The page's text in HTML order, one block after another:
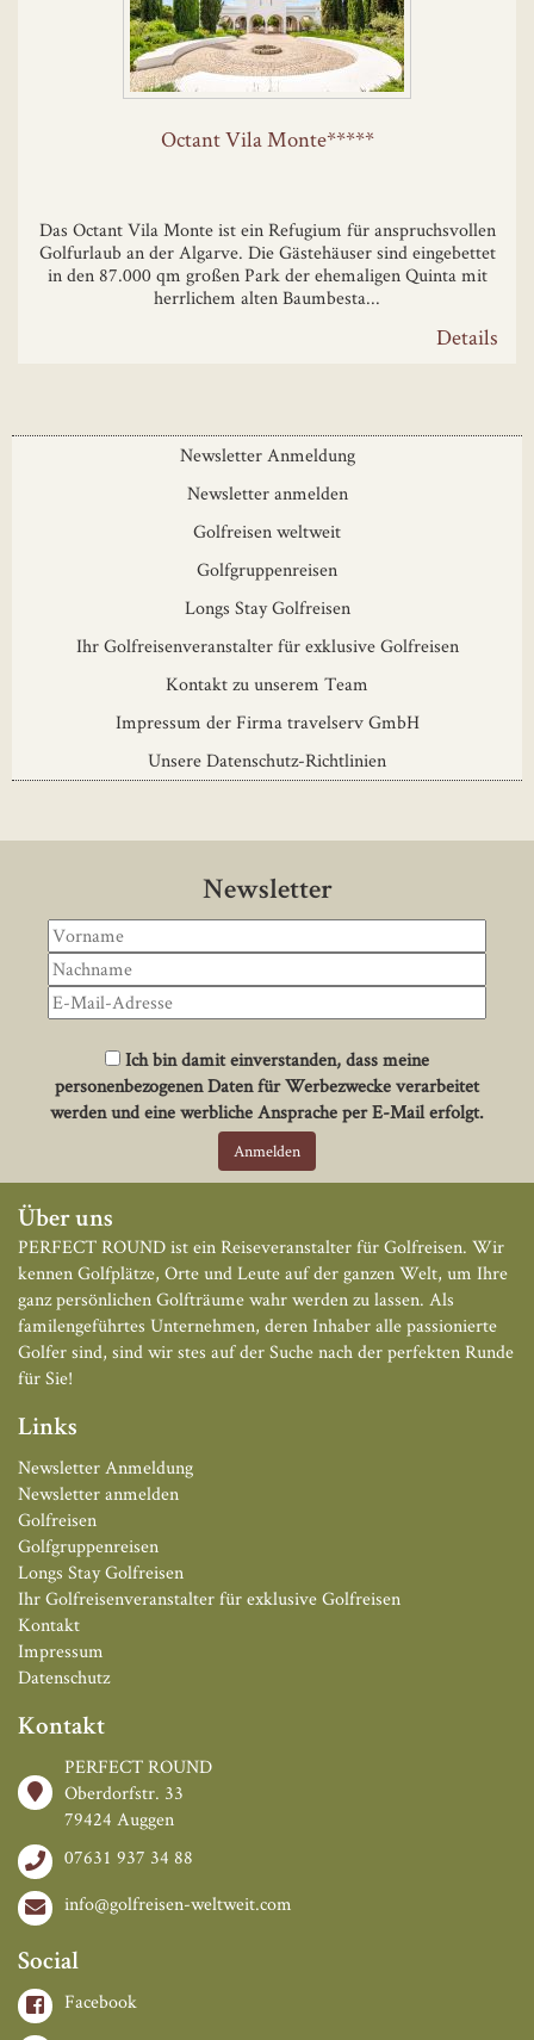
Octant Vila Monte*****
Das Octant Vila Monte ist ein Refugium für anspruchsvollen
Golfurlaub an der Algarve. Die Gästehäuser sind eingebettet
in den 87.000 qm großen Park der ehemaligen Quinta mit
herrlichem alten Baumbesta...
Details
Newsletter Anmeldung
Newsletter anmelden
Golfreisen weltweit
Golfgruppenreisen
Longs Stay Golfreisen
Ihr Golfreisenveranstalter für exklusive Golfreisen
Kontakt zu unserem Team
Impressum der Firma travelserv GmbH
Unsere Datenschutz-Richtlinien
Newsletter
Ich bin damit einverstanden, dass meine
personenbezogenen Daten für Werbezwecke verarbeitet
werden und eine werbliche Ansprache per E-Mail erfolgt.
Über uns
PERFECT ROUND ist ein Reiseveranstalter für Golfreisen. Wir
kennen Golfplätze, Orte und Leute auf der ganzen Welt, um Ihre
ganz persönlichen Golfträume wahr werden zu lassen. Als
familengeführtes Unternehmen, deren Inhaber alle passionierte
Golfer sind, sind wir stes auf der Suche nach der perfekten Runde
für Sie!
Links
Newsletter Anmeldung
Newsletter anmelden
Golfreisen
Golfgruppenreisen
Longs Stay Golfreisen
Ihr Golfreisenveranstalter für exklusive Golfreisen
Kontakt
Impressum
Datenschutz
Kontakt
PERFECT ROUND
Oberdorfstr. 33
79424 Auggen
07631 937 34 88
info@golfreisen-weltweit.com
Social
Facebook